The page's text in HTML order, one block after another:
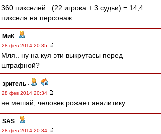
360 пикселей : (22 игрока + 3 судьи) = 14,4
пикселя на персонаж.
МиК -
28 фев 2014 20:35
Мля.. ну на куя эти выкрутасы перед
штрафной?
зpитель -
28 фев 2014 20:34
не мешай, человек рожает аналитику.
SAS -
28 фев 2014 20:34